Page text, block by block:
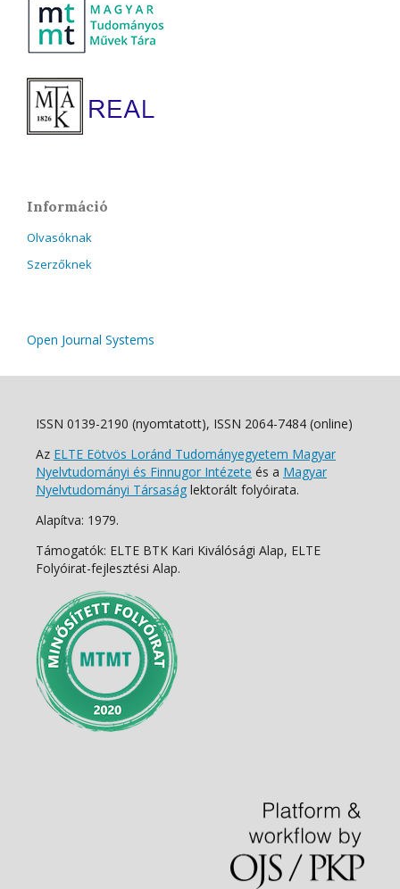
Információ
Olvasóknak
Szerzőknek
Open Journal Systems
ISSN 0139-2190 (nyomtatott), ISSN 2064-7484 (online)
Az ELTE Eötvös Loránd Tudományegyetem Magyar
Nyelvtudományi és Finnugor Intézete és a Magyar
Nyelvtudományi Társaság lektorált folyóirata.
Alapítva: 1979.
Támogatók: ELTE BTK Kari Kiválósági Alap, ELTE
Folyóirat-fejlesztési Alap.